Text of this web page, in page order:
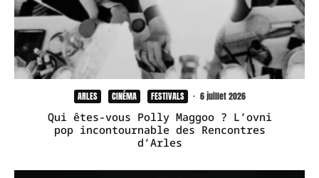
ARLES CINÉMA FESTIVALS · 6 juillet 2026
Qui êtes-vous Polly Maggoo ? L’ovni
pop incontournable des Rencontres
d’Arles